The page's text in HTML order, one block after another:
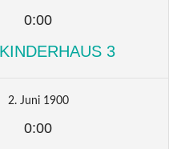
0:00
3
2. Juni 1900
0:00